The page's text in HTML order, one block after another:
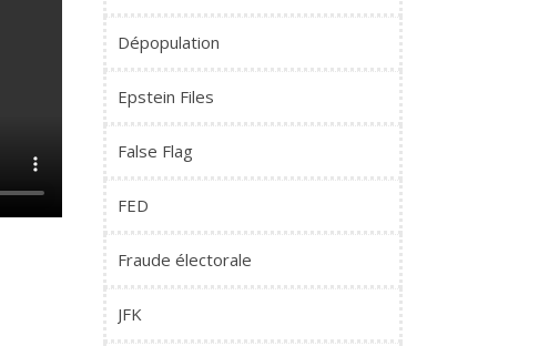
Dépopulation
Epstein Files
False Flag
FED
Fraude électorale
JFK